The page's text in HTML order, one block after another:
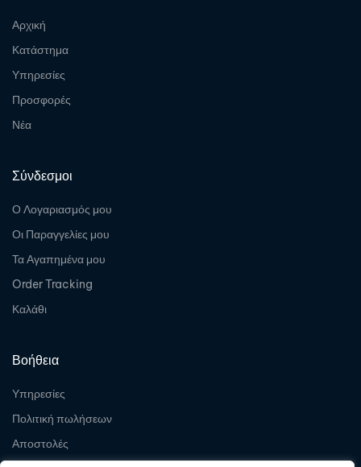
Αρχική
Κατάστημα
Υπηρεσίες
Προσφορές
Νέα
Σύνδεσμοι
Ο Λογαριασμός μου
Οι Παραγγελίες μου
Τα Αγαπημένα μου
Order Tracking
Καλάθι
Βοήθεια
Υπηρεσίες
Πολιτική πωλήσεων
Αποστολές